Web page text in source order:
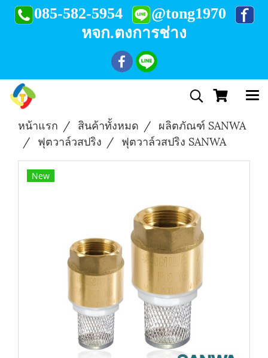
085-582-5954
@tong1970
หจก.ตงการช่าง
หน้าแรก สินค้าทั้งหมด
ผลิตภัณฑ์ SANWA
ฟุตวาล์วสปริง
ฟุตวาล์วสปริง SANWA
New